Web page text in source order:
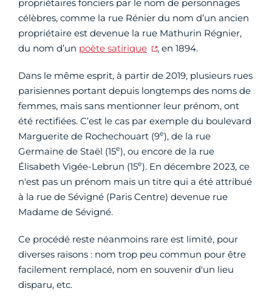
propriétaires fonciers par le nom de personnages
célèbres, comme la rue Rénier du nom d’un ancien
propriétaire est devenue la rue Mathurin Régnier,
du nom d’un poète satirique , en 1894.
Dans le même esprit, à partir de 2019, plusieurs rues
parisiennes portant depuis longtemps des noms de
femmes, mais sans mentionner leur prénom, ont
été rectifiées. C’est le cas par exemple du boulevard
Marguerite de Rochechouart (9e), de la rue
Germaine de Staël (15e), ou encore de la rue
Élisabeth Vigée-Lebrun (15e). En décembre 2023, ce
n'est pas un prénom mais un titre qui a été attribué
à la rue de Sévigné (Paris Centre) devenue rue
Madame de Sévigné.
Ce procédé reste néanmoins rare est limité, pour
diverses raisons : nom trop peu commun pour être
facilement remplacé, nom en souvenir d'un lieu
disparu, etc.